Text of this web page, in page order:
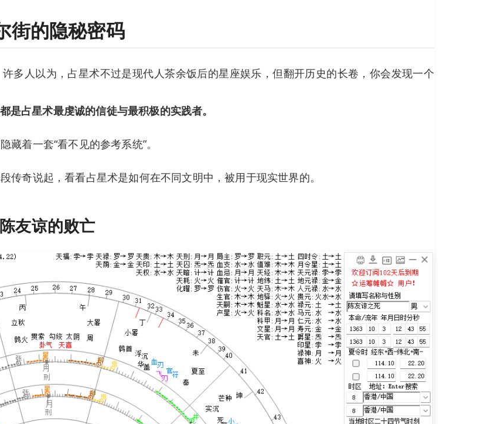
街的隐秘密码
多人以为，占星术不过是现代人茶余饭后的星座娱乐，但翻开历史的长卷，你会发现一个
是占星术最虔诚的信徒与最积极的实践者。
着一套“看不见的参考系统”。
传奇说起，看看占星术是如何在不同文明中，被用于现实世界的。
友谅的败亡